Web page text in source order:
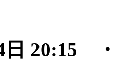
日 20:15